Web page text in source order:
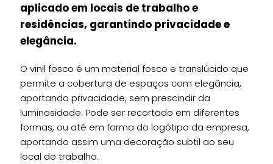
aplicado em locais de trabalho e
residências, garantindo privacidade e
elegância.
O vinil fosco é um material fosco e translúcido que
permite a cobertura de espaços com elegância,
aportando privacidade, sem prescindir da
luminosidade. Pode ser recortado em diferentes
formas, ou até em forma do logótipo da empresa,
aportando assim uma decoração subtil ao seu
local de trabalho.